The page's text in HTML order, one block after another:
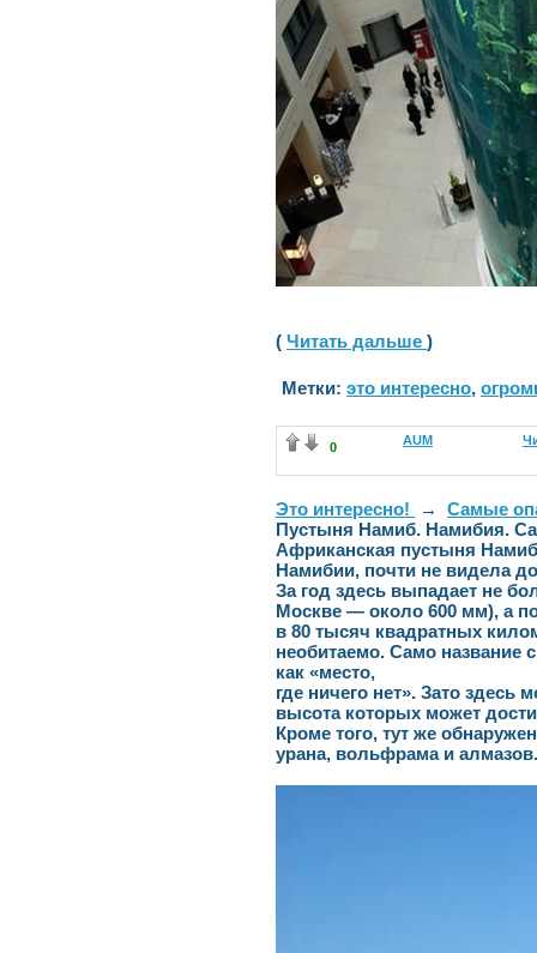
( Читать дальше )
Метки: это интересно,
0 AUM
Это интересно! → Самые
Пустыня Намиб. Намибия.
Африканская пустыня
Намибии, почти не видела
За год здесь выпадает не
Москве — около 600 мм), а
в 80 тысяч квадратных
необитаемо. Само название
как «место,
где ничего нет». Зато
высота которых может
Кроме того, тут же
урана, вольфрама и алмазов.